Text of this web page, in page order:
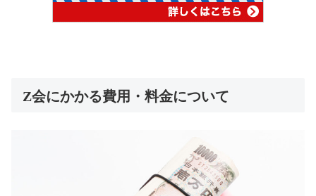
Z会にかかる費用・料金について